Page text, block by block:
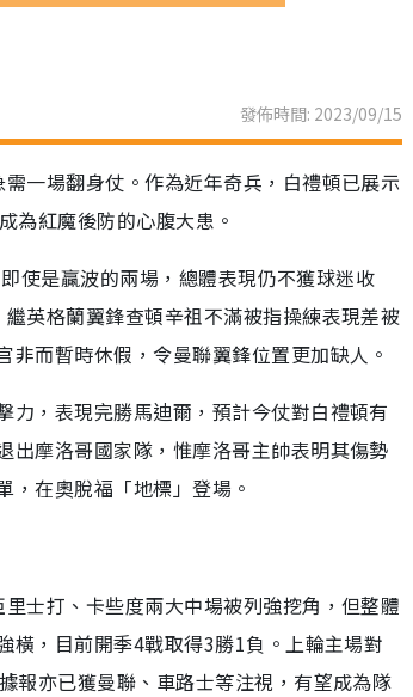
發佈時間: 2023/09/15
一場翻身仗。作為近年奇兵，白禮頓已展示
為紅魔後防的心腹大患。
使是贏波的兩場，總體表現仍不獲球迷收
英格蘭翼鋒查頓辛祖不滿被指操練表現差被
而暫時休假，令曼聯翼鋒位置更加缺人。
，表現完勝馬迪爾，預計今仗對白禮頓有
出摩洛哥國家隊，惟摩洛哥主帥表明其傷勢
，在奧脫福「地標」登場。
士打、卡些度兩大中場被列強挖角，但整體
橫，目前開季4戰取得3勝1負。上輪主場對
報亦已獲曼聯、車路士等注視，有望成為隊